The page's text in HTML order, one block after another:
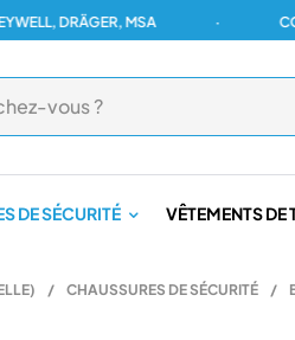
DRÄGER, MSA
DE SÉCURITÉ VÊTEMENTS DE
/ CHAUSSURES DE SÉCURITÉ /